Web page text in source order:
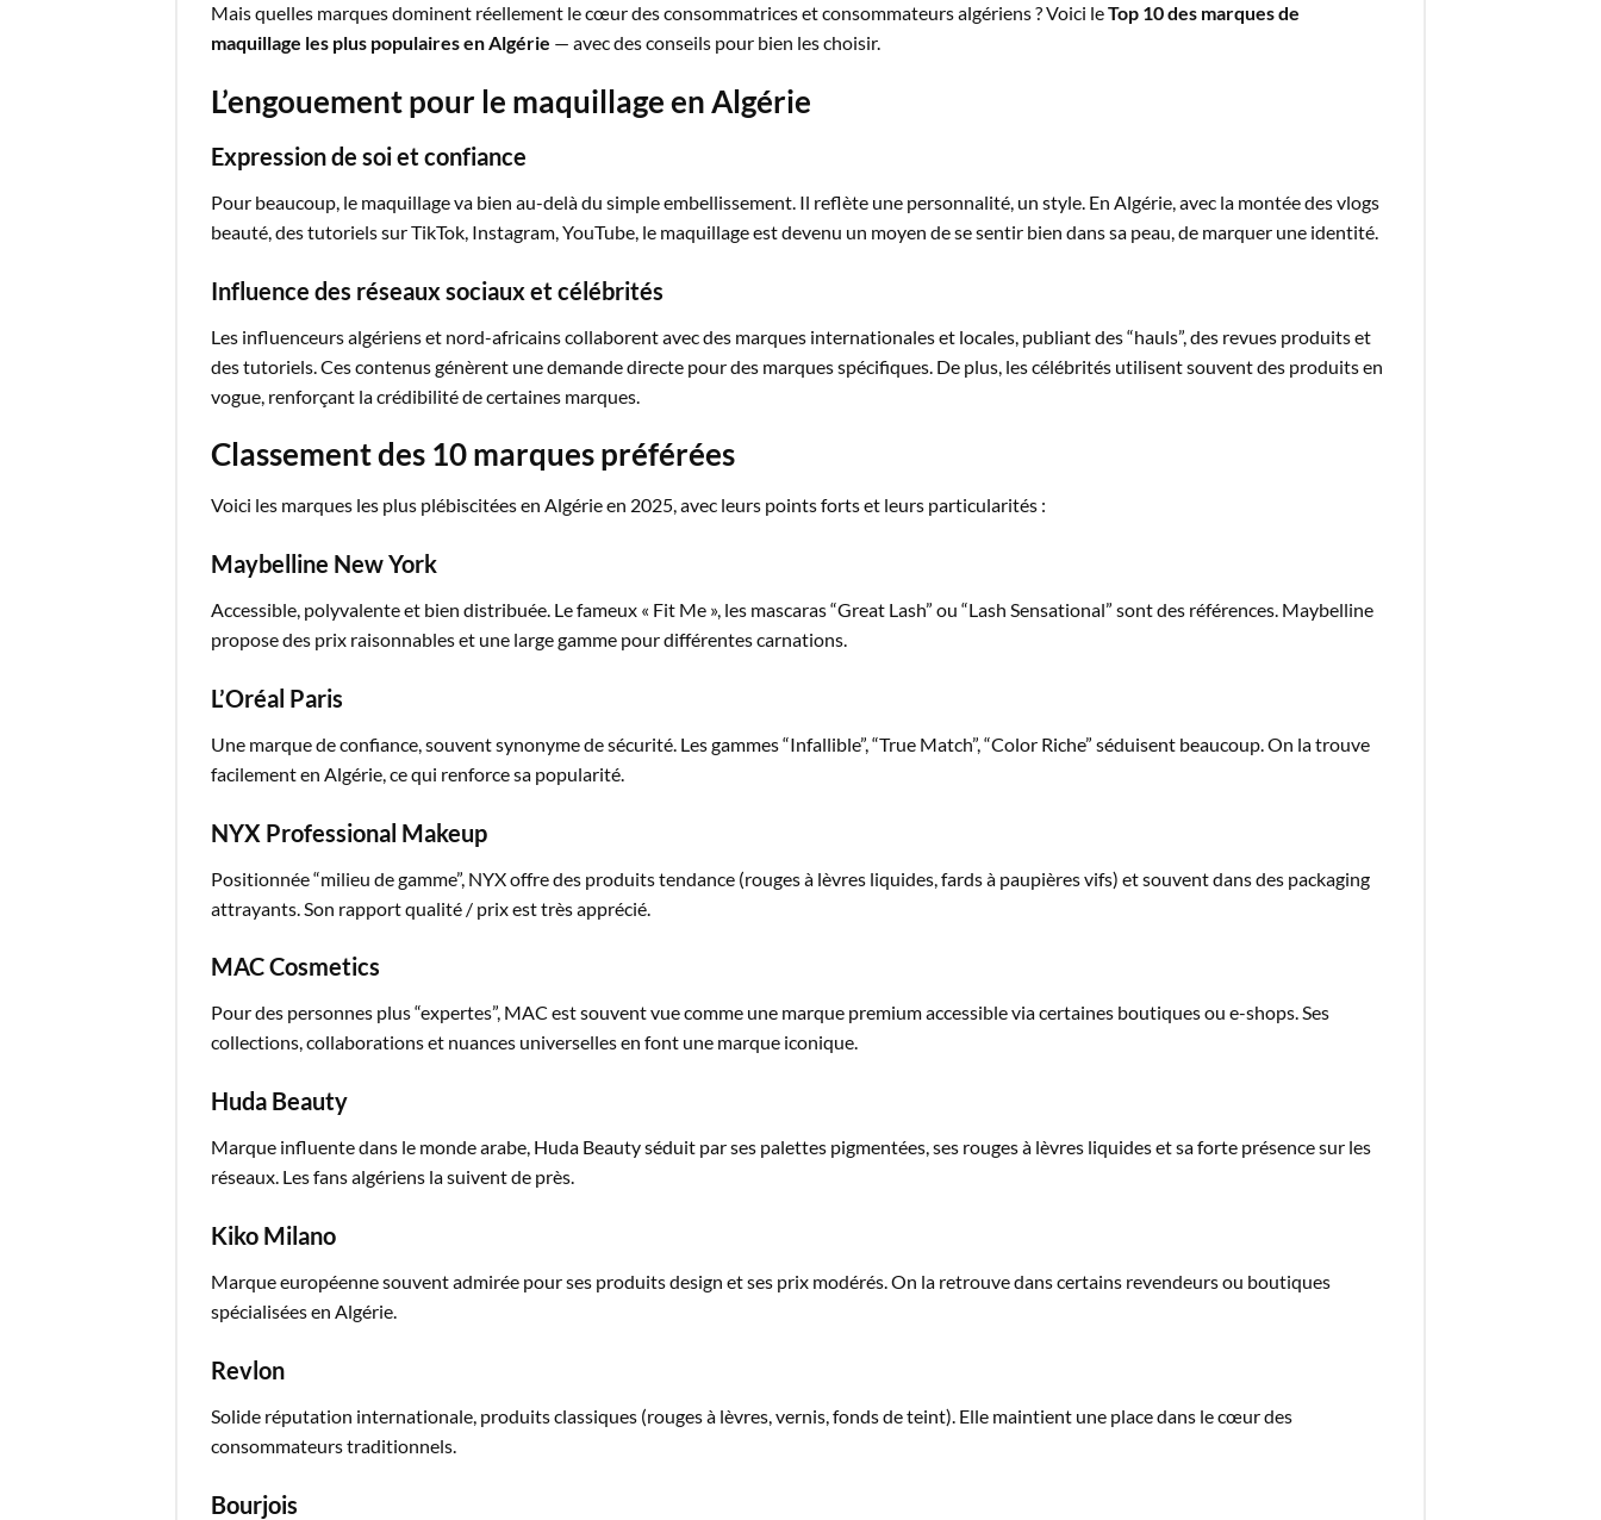
Mais quelles marques dominent réellement le cœur des consommatrices et consommateurs algériens ? Voici leTop 10 des marques de
maquillage les plus populaires en Algérie — avec des conseils pour bien les choisir.
L’engouement pour le maquillage en Algérie
Expression de soi et confiance
Pour beaucoup, le maquillage va bien au-delà du simple embellissement. Il reflète une personnalité, un style. En Algérie, avec la montée des vlogs
beauté, des tutoriels sur TikTok, Instagram, YouTube, le maquillage est devenu un moyen de se sentir bien dans sa peau, de marquer une identité.
Influence des réseaux sociaux et célébrités
Les influenceurs algériens et nord-africains collaborent avec des marques internationales et locales, publiant des “hauls”, des revues produits et
des tutoriels. Ces contenus génèrent une demande directe pour des marques spécifiques. De plus, les célébrités utilisent souvent des produits en
vogue, renforçant la crédibilité de certaines marques.
Classement des 10 marques préférées
Voici les marques les plus plébiscitées en Algérie en 2025, avec leurs points forts et leurs particularités :
Maybelline New York
Accessible, polyvalente et bien distribuée. Le fameux « Fit Me », les mascaras “Great Lash” ou “Lash Sensational” sont des références. Maybelline
propose des prix raisonnables et une large gamme pour différentes carnations.
L’Oréal Paris
Une marque de confiance, souvent synonyme de sécurité. Les gammes “Infallible”, “True Match”, “Color Riche” séduisent beaucoup. On la trouve
facilement en Algérie, ce qui renforce sa popularité.
NYX Professional Makeup
Positionnée “milieu de gamme”, NYX offre des produits tendance (rouges à lèvres liquides, fards à paupières vifs) et souvent dans des packaging
attrayants. Son rapport qualité / prix est très apprécié.
MAC Cosmetics
Pour des personnes plus “expertes”, MAC est souvent vue comme une marque premium accessible via certaines boutiques ou e-shops. Ses
collections, collaborations et nuances universelles en font une marque iconique.
Huda Beauty
Marque influente dans le monde arabe, Huda Beauty séduit par ses palettes pigmentées, ses rouges à lèvres liquides et sa forte présence sur les
réseaux. Les fans algériens la suivent de près.
Kiko Milano
Marque européenne souvent admirée pour ses produits design et ses prix modérés. On la retrouve dans certains revendeurs ou boutiques
spécialisées en Algérie.
Revlon
Solide réputation internationale, produits classiques (rouges à lèvres, vernis, fonds de teint). Elle maintient une place dans le cœur des
consommateurs traditionnels.
Bourjois